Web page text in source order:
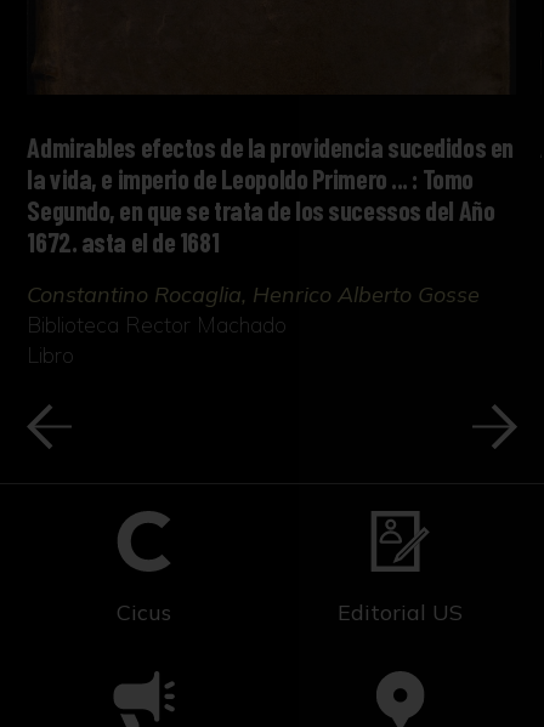
Admirables efectos de la providencia sucedidos en
la vida, e imperio de Leopoldo Primero ... : Tomo
Segundo, en que se trata de los sucessos del Año
1672. asta el de 1681
Constantino Rocaglia, Henrico Alberto Gosse
Biblioteca Rector Machado
Libro
Cicus Editorial US